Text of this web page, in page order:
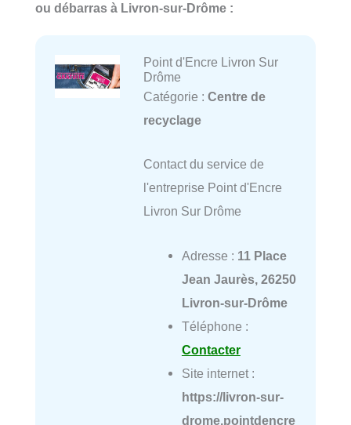
ou débarras à Livron-sur-Drôme :
Point d'Encre Livron Sur
Drôme
Catégorie : Centre de
recyclage
Contact du service de
l'entreprise Point d'Encre
Livron Sur Drôme
Adresse : 11 Place
Jean Jaurès, 26250
Livron-sur-Drôme
Téléphone :
Contacter
Site internet :
https://livron-sur-
drome.pointdencre